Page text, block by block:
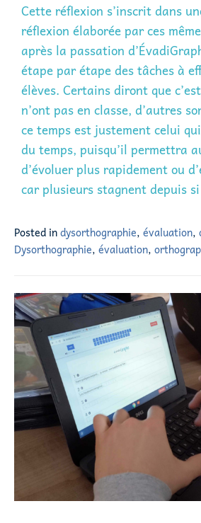
Cette réflexion s’inscrit dans
réflexion élaborée par ces
après la passation
étape par étape des tâches à
élèves. Certains diront que
n’ont pas en classe, d’autres
ce temps est justement celui
du temps, puisqu’il permettra
d’évoluer plus rapidement ou
car plusieurs stagnent depuis
Posted indysorthographie, évaluation,
Dysorthographie, évaluation,